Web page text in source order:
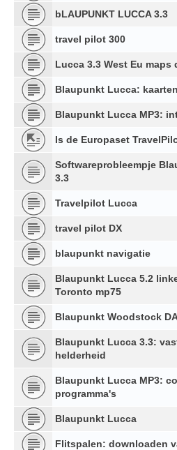
bLAUPUNKT LUCCA 3.3
travel pilot 300
Lucca 3.3 West Eu
Blaupunkt Lucca:
Blaupunkt Lucca MP3:
Is de Europaset
Softwareprobleempje
3.3
Travelpilot Lucca
travel pilot DX
blaupunkt navigatie
Blaupunkt Lucca 5.2
Toronto mp75
Blaupunkt Woodstock
Blaupunkt Lucca 3.3:
helderheid
Blaupunkt Lucca MP3:
programma's
Blaupunkt Lucca
Flitspalen: downloaden